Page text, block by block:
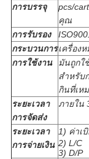
การบรรจุ
pcs/
คุณ
การรับรอง
กระบวนการเครื่อง
การใช้งาน
มันถูกใ
สําหรับ
กินที่เห
ระยะเวลา
การจัดส่ง
ภายใน
ระยะเวลา
การจ่ายเงิน
1) ค่าเ
2) L/C
3) D/P